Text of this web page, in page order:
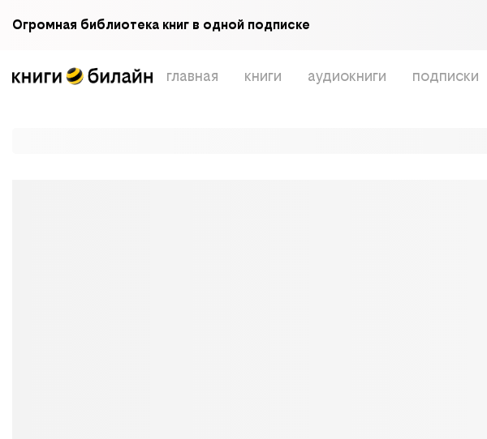
Огромная библиотека книг в одной подписке
главная книги аудиокниги подписки